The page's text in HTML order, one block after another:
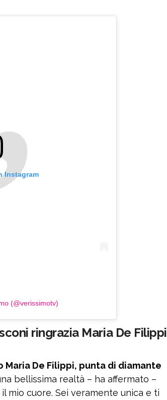
Instagram
(@verissimotv)
ringrazia Maria De Filippi
Maria De Filippi, punta di diamante
bellissima realtà – ha affermato –
mio cuore. Sei veramente unica e ti